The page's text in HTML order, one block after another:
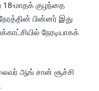
18-மாதக் குழந்தை
பின்னர் இது
நேரடியாகக்
ஆங் சான் சூச்சி